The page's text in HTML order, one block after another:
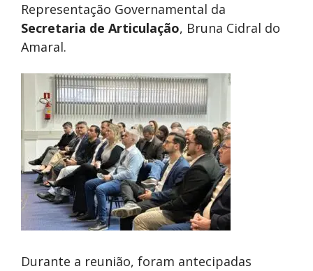
Representação Governamental da
Secretaria de Articulação, Bruna Cidral do
Amaral.
Durante a reunião, foram antecipadas